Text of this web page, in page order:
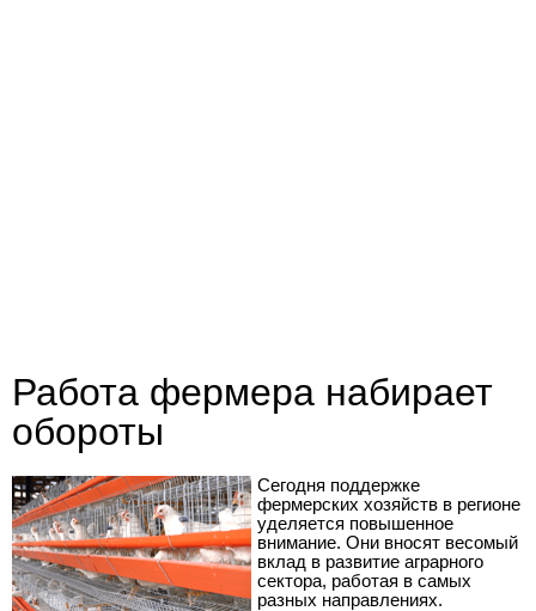
Работа фермера набирает
обороты
Сегодня поддержке
фермерских хозяйств в регионе
уделяется повышенное
внимание. Они вносят весомый
вклад в развитие аграрного
сектора, работая в самых
разных направлениях.